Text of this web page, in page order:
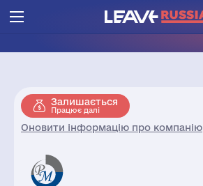
Залишається
Працює далі
Оновити інформацію про компанію